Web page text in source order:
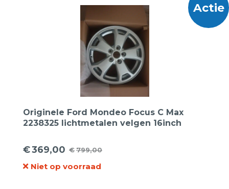
Actie
Originele Ford Mondeo Focus C Max
2238325 lichtmetalen velgen 16inch
€799,00
Oorspronkelijke
prijs
€369,00
Huidige
prijs
Niet op voorraad